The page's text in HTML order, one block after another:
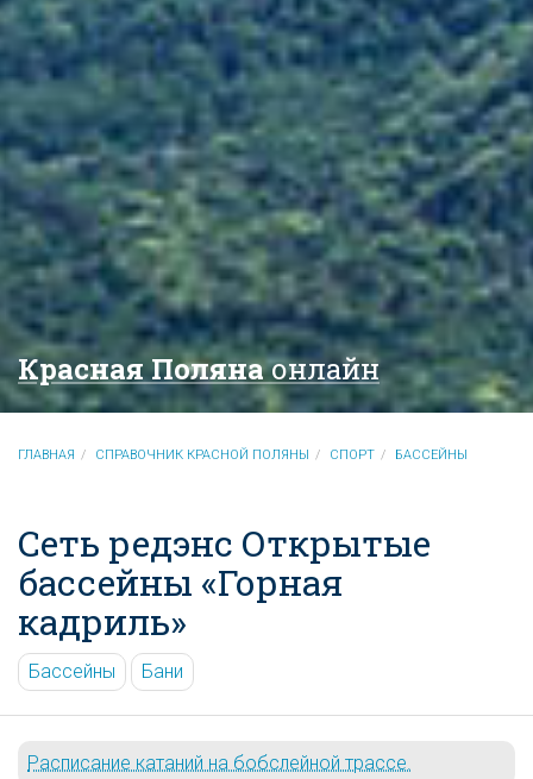
Красная Полянаонлайн
ГЛАВНАЯ СПРАВОЧНИК КРАСНОЙ ПОЛЯНЫ СПОРТ БАССЕЙНЫ
Сеть редэнс Открытые
бассейны «Горная
кадриль»
Бассейны Бани
Расписание катаний на бобслейной трассе.